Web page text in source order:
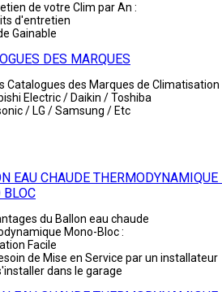
de votre Clim par An :
d'entretien
Gainable
DES MARQUES
Catalogues des Marques de Climatisation
Electric / Daikin / Toshiba
/ LG / Samsung / Etc
EAU CHAUDE THERMODYNAMIQUE
BLOC
du Ballon eau chaude
Mono-Bloc :
Facile
de Mise en Service par un installateur
dans le garage